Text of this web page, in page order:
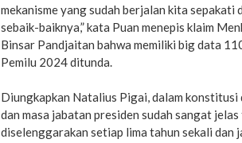
mekanisme yang sudah berjalan kita sepakati
sebaik-baiknya,” kata Puan menepis klaim
Binsar Pandjaitan bahwa memiliki big data
Pemilu 2024 ditunda.
Diungkapkan Natalius Pigai, dalam konstitusi
dan masa jabatan presiden sudah sangat
diselenggarakan setiap lima tahun sekali dan